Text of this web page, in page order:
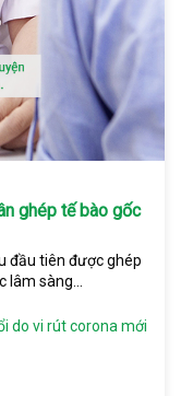
ghép tế bào gốc
đầu tiên được ghép
sàng...
do vi rút corona mới